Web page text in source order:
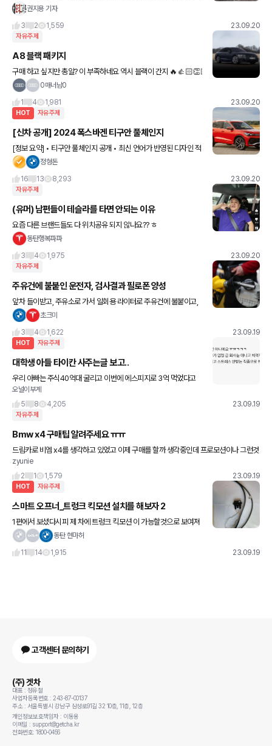
로 1회 충전시 433km를 달립니다. 최고출력은 207마력, 최대토크
권지용 기자
3
2 1,559 23.09.20
자유주제
A8 블랙 패키지
구매 하고 싶지만 총알? 이 부족하네요 역시 블랙이 간지 🔥👍🏻👏🏻
0매너남0
1
4 1,981 23.09.20
HOT 자유주제
[신차 공개] 2024 폭스바겐 티구안 풀체인지
[정보 요약] • 티구안 풀체인지 공개 • 최신 언어가 반영된 디자인 적
용 • PHEV 트림 탑재 • 기존 대비 레그룸 100mm 증가 • 트렁크 용
정형돈
16
13 8,293 23.09.20
자유주제
(유머) 남편들이 테슬라를 타면 안되는 이유
요즘 다른 브랜드들도 다 위치공유 되지 않나요?? ㅎ
동탄행복파파
3
4 1,975 23.09.20
자유주제
주유건에 불붙인 운전자, 검사결과 필로폰 양성
앞차 들이받고, 주유소로 가서 일회용 라이터로 주유건에 불붙이고,
고성을 질렀다고... 경찰에 체포되고 검사결과 필로폰 양성. 가족들은
초크미
3
4 1,622 23.09.19
HOT 자유주제
대학생 아들 타이칸 사주는글 보고..
우리 아빠는 주식40억대 굴리고 이번에 에스피지로 3억 먹었다고
자랑하면서 걔정도 금수저는 아니더라도 4천만원대 cls중고라도 사
줘야되는데 차 안사주는건 물론 맨날 주차장에 쳐박아두는 g80도
오널이부계
5
8 4,205 23.09.19
자유주제
Bmw x4 구매팁 알려주세요 ㅠㅠ
드림카로 비엠 x4를 생각하고 있었고 이제 구매를 할까 생각중인데 프로모션이나 그런것
들이 복잡하더라구요 ! 혹시 알아야할 꿈팁들이 았을까요?!
zyunie
2
1 1,579 23.09.19
HOT 자유주제
스마트 오프너_트렁크 킥모션 설치를 해보자 2
1편에서 보셨다시피 제 차에 트렁크 킥모션 이 가능할것으로 보여져
열심히 찾고 찾고 또 찾아보았습니다. (저게 바로 트렁크 킥모션 센서동탄 현마허
11
14 1,915 23.09.19
고객센터 문의하기
(주) 겟차
대표 : 정유철
사업자등록번호 : 243-87-00137
주소 : 서울특별시 강남구 삼성로91길 32 10층, 11층, 12층
개인정보보호책임자 : 이동용
이메일 : support@getcha.kr
전화번호: 1800-0456